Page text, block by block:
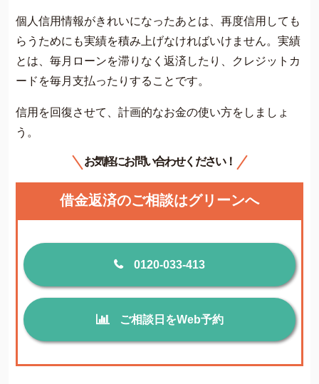
個人信用情報がきれいになったあとは、再度信用しても
らうためにも実績を積み上げなければいけません。実績
とは、毎月ローンを滞りなく返済したり、クレジットカ
ードを毎月支払ったりすることです。
信用を回復させて、計画的なお金の使い方をしましょ
う。
お気軽にお問い合わせください！
借金返済のご相談はグリーンへ
0120-033-413
ご相談日をWeb予約